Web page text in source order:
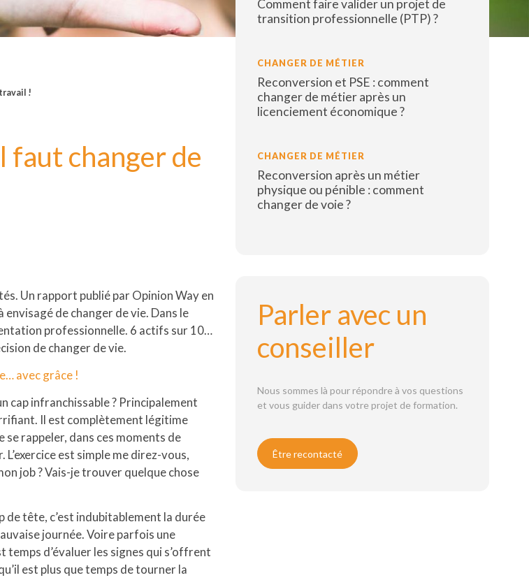
!
faut changer de
Un rapport publié par Opinion Way en
de changer de vie. Dans le
professionnelle. 6 actifs sur 10…
de changer de vie.
avec grâce !
cap infranchissable ? Principalement
Il est complètement légitime
se rappeler, dans ces moments de
est simple me direz-vous,
job ? Vais-je trouver quelque chose
de tête, c’est indubitablement la durée
journée. Voire parfois une
temps d’évaluer les signes qui s’offrent
est plus que temps de tourner la
Comment faire valider un projet de
transition professionnelle (PTP) ?
CHANGER DE MÉTIER
Reconversion et PSE : comment
changer de métier après un
licenciement économique ?
CHANGER DE MÉTIER
Reconversion après un métier
physique ou pénible : comment
changer de voie ?
Parler avec un
conseiller
Nous sommes là pour répondre à vos questions
et vous guider dans votre projet de formation.
Être recontacté